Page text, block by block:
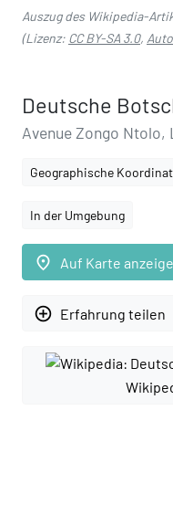
Auszug des Wikipedia-
(Lizenz: CC BY-SA 3.0,
Deutsche
Avenue Zongo Ntolo,
Geographische
In der Umgebung
place Auf Karte
add_circle_outline Erfahrung teilen